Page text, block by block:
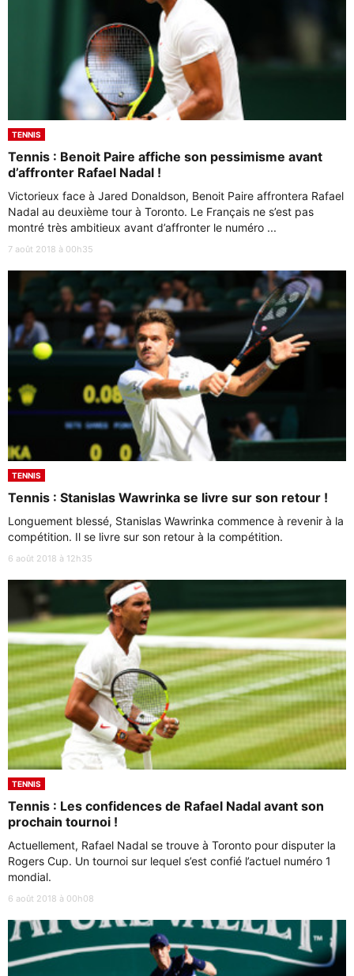
TENNIS
Tennis : Benoit Paire affiche son pessimisme avant
d’affronter Rafael Nadal !
Victorieux face à Jared Donaldson, Benoit Paire affrontera Rafael
Nadal au deuxième tour à Toronto. Le Français ne s’est pas
montré très ambitieux avant d’affronter le numéro ...
7 août 2018 à 00h35
TENNIS
Tennis : Stanislas Wawrinka se livre sur son retour !
Longuement blessé, Stanislas Wawrinka commence à revenir à la
compétition. Il se livre sur son retour à la compétition.
6 août 2018 à 12h35
TENNIS
Tennis : Les confidences de Rafael Nadal avant son
prochain tournoi !
Actuellement, Rafael Nadal se trouve à Toronto pour disputer la
Rogers Cup. Un tournoi sur lequel s’est confié l’actuel numéro 1
mondial.
6 août 2018 à 00h08